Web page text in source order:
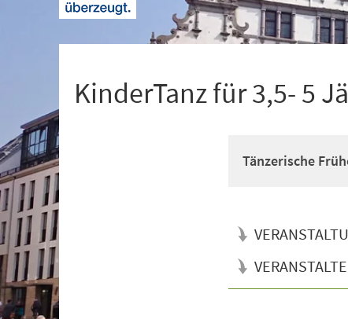
KinderTanz für 3,5- 5
Tänzerische